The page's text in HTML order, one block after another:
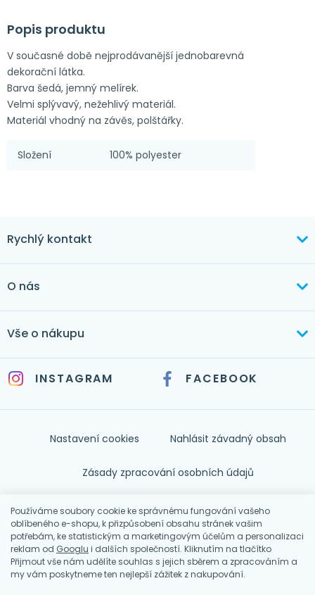
Popis produktu
V současné době nejprodávanější jednobarevná
dekorační látka.
Barva šedá, jemný melírek.
Velmi splývavý, nežehlivý materiál.
Materiál vhodný na závěs, polštářky.
Složení 100% polyester
Rychlý kontakt
+420 771 144 779
info@byt-tex.cz
O nás
Služby
Vše o nákupu
INSTAGRAM FACEBOOK
Nastavení cookies Nahlásit závadný obsah
Zásady zpracování osobních údajů
Souhlas se zpracováním osobních údajů
Obchodní podmínky
Používáme soubory cookie ke správnému fungování vašeho
oblíbeného e-shopu, k přizpůsobení obsahu stránek vašim
potřebám, ke statistickým a marketingovým účelům a personalizaci
reklam od Googlu i dalších společností. Kliknutím na tlačítko
Přijmout vše nám udělíte souhlas s jejich sběrem a zpracováním a
my vám poskytneme ten nejlepší zážitek z nakupování.